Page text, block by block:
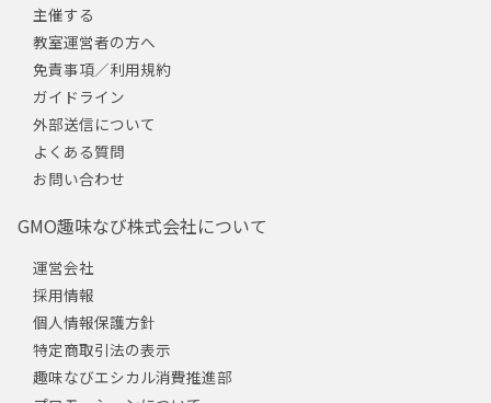
主催する
教室運営者の方へ
免責事項／利用規約
ガイドライン
外部送信について
よくある質問
お問い合わせ
GMO趣味なび株式会社について
運営会社
採用情報
個人情報保護方針
特定商取引法の表示
趣味なびエシカル消費推進部